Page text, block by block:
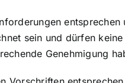
entsprechen
sein und dürfen keine
Genehmigung